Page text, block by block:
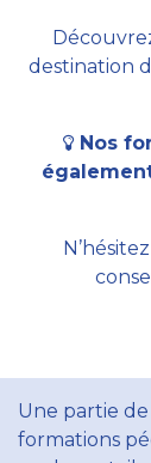
destination
Nos
Une partie
formations